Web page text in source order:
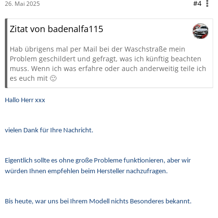
26. Mai 2025 #4
Zitat von badenalfa115
Hab übrigens mal per Mail bei der Waschstraße mein
Problem geschildert und gefragt, was ich künftig beachten
muss. Wenn ich was erfahre oder auch anderweitig teile ich
es euch mit 🙂
Hallo Herr xxx
vielen Dank für Ihre Nachricht.
Eigentlich sollte es ohne große Probleme funktionieren, aber wir
würden Ihnen empfehlen beim Hersteller nachzufragen.
Bis heute, war uns bei Ihrem Modell nichts Besonderes bekannt.